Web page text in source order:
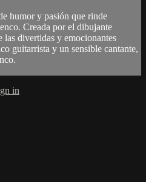
humor y pasión que rinde
Creada por el dibujante
las divertidas y emocionantes
guitarrista y un sensible cantante,
in